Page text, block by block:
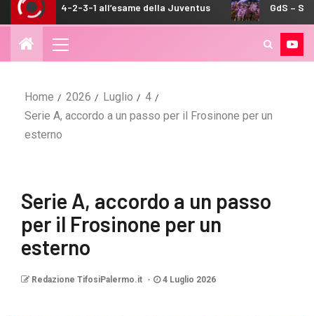
3-1 all’esame della Juventus GdS – Squadra forte e in
Home 2026 Luglio
4
Serie A, accordo a un passo per il Frosinone per un
esterno
Serie A, accordo a un passo
per il Frosinone per un
esterno
Redazione TifosiPalermo.it 4 Luglio 2026